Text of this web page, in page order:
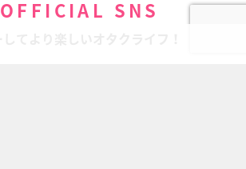
OFFICIAL SNS